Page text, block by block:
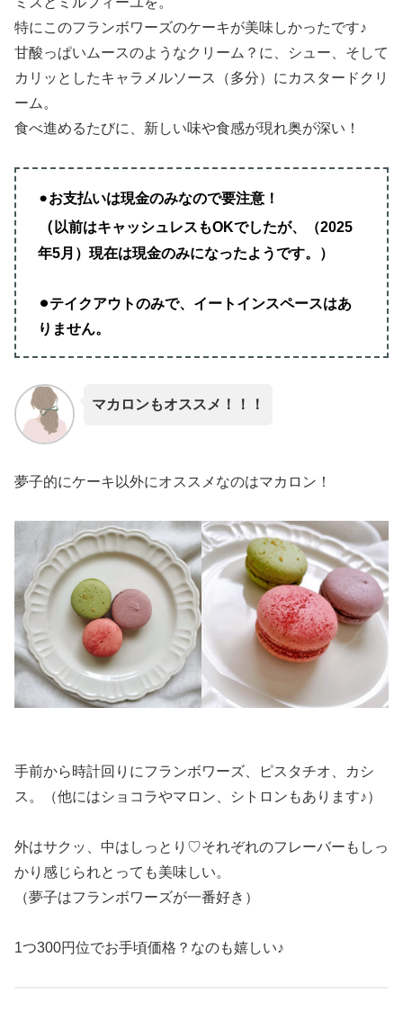
特にこのフランボワーズのケーキが美味しかったです♪
甘酸っぱいムースのようなクリーム？に、シュー、そして
カリッとしたキャラメルソース（多分）にカスタードクリ
ーム。
食べ進めるたびに、新しい味や食感が現れ奥が深い！
⚫︎お支払いは現金のみなので要注意！
（ 以前はキャッシュレスもOKでしたが、（2025
年5月）現在は現金のみになったようです。
）
⚫︎テイクアウトのみで、イートインスペースはあ
りません。
マカロンもオススメ！！！
夢子的にケーキ以外にオススメなのはマカロン！
手前から時計回りにフランボワーズ、ピスタチオ、カシ
ス。（他にはショコラやマロン、シトロンもあります♪）
外はサクッ、中はしっとり♡それぞれのフレーバーもしっ
かり感じられとっても美味しい。
（夢子はフランボワーズが一番好き）
1つ300円位でお手頃価格？なのも嬉しい♪